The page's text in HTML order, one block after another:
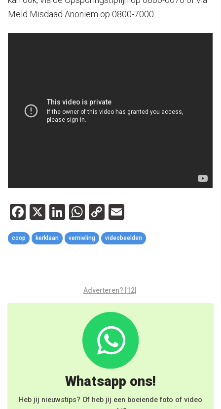
Meld Misdaad Anoniem op 0800-7000.
Facebook
X LinkedIn
WhatsApp
Copy
Link
coop kerklaan vernieling videobeelden
Adverteren? [12]
Whatsapp ons!
Heb jij nieuwstips? Of heb jij een boeiende foto of video